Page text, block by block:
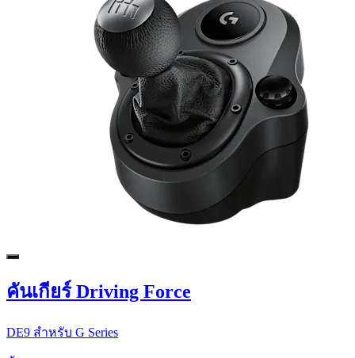
คันเกียร์ Driving Force
DE9 สําหรับ G Series